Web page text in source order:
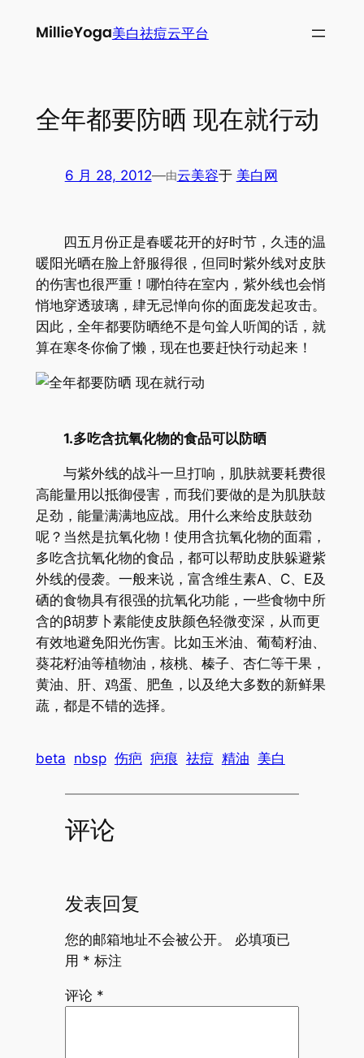
美白祛痘云平台
全年都要防晒 现在就行动
6 月 28, 2012—由云美容于 美白网
四五月份正是春暖花开的好时节，久违的温
暖阳光晒在脸上舒服得很，但同时紫外线对皮肤
的伤害也很严重！哪怕待在室内，紫外线也会悄
悄地穿透玻璃，肆无忌惮向你的面庞发起攻击。
因此，全年都要防晒绝不是句耸人听闻的话，就
算在寒冬你偷了懒，现在也要赶快行动起来！
1.多吃含抗氧化物的食品可以防晒
与紫外线的战斗一旦打响，肌肤就要耗费很
高能量用以抵御侵害，而我们要做的是为肌肤鼓
足劲，能量满满地应战。用什么来给皮肤鼓劲
呢？当然是抗氧化物！使用含抗氧化物的面霜，
多吃含抗氧化物的食品，都可以帮助皮肤躲避紫
外线的侵袭。一般来说，富含维生素A、C、E及
硒的食物具有很强的抗氧化功能，一些食物中所
含的β胡萝卜素能使皮肤颜色轻微变深，从而更
有效地避免阳光伤害。比如玉米油、葡萄籽油、
葵花籽油等植物油，核桃、榛子、杏仁等干果，
黄油、肝、鸡蛋、肥鱼，以及绝大多数的新鲜果
蔬，都是不错的选择。
beta nbsp 伤疤 疤痕 祛痘 精油 美白
评论
发表回复
您的邮箱地址不会被公开。
必填项已
用 * 标注
评论 *